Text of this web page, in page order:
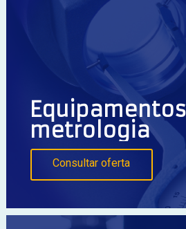
metrologia
Consultar oferta